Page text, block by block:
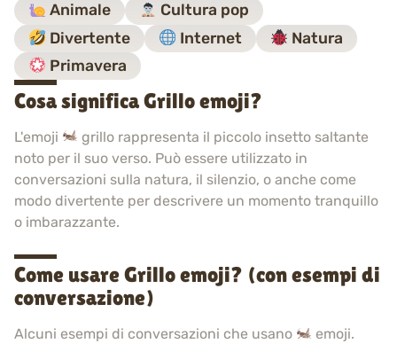
Animale
Cultura pop
Divertente
Internet
Natura
Primavera
Cosa significa Grillo emoji?
L'emoji
grillo rappresenta il piccolo insetto saltante
noto per il suo verso. Può essere utilizzato in
conversazioni sulla natura, il silenzio, o anche come
modo divertente per descrivere un momento tranquillo
o imbarazzante.
Come usare Grillo emoji? (con esempi di
conversazione)
Alcuni esempi di conversazioni che usano emoji.